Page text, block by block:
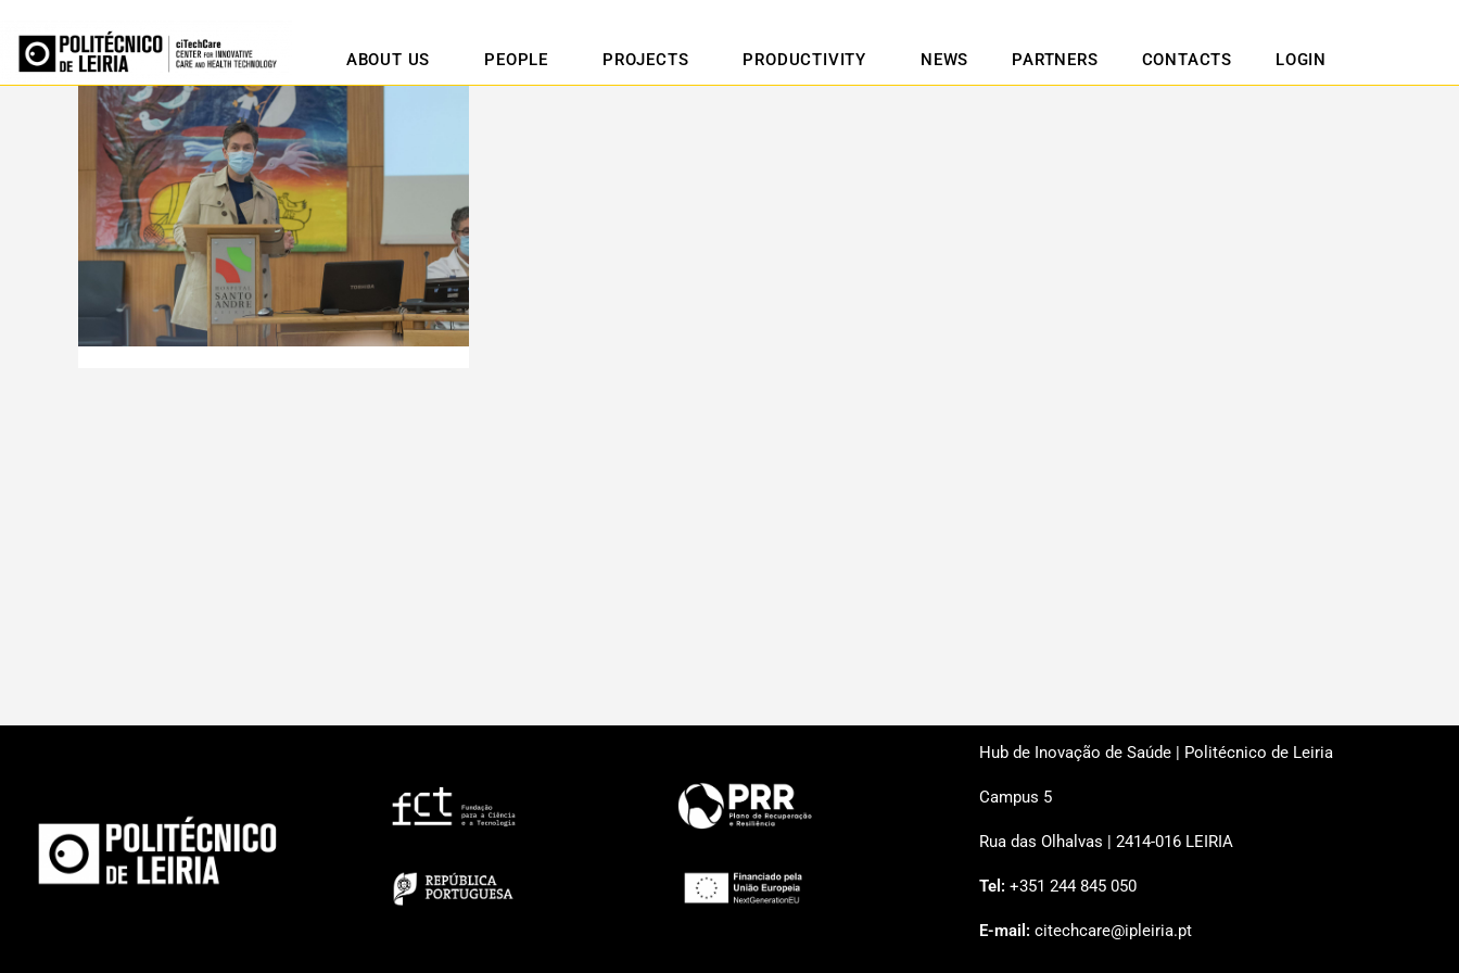
ABOUT US PEOPLE PROJECTS PRODUCTIVITY NEWS PARTNERS CONTACTS LOGIN
Hub de Inovação de Saúde | Politécnico de Leiria
Campus 5
Rua das Olhalvas | 2414-016 LEIRIA
Tel: +351 244 845 050
E-mail: citechcare@ipleiria.pt